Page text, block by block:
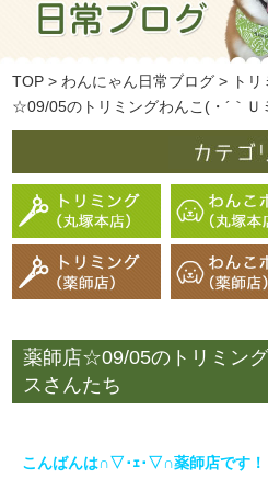
TOP > わんにゃん日常ブログ > ト
☆09/05のトリミングわんこ(・´｀Ｕ
薬師店☆09/05のトリミン
スさんたち
こんばんは∩▽･ｪ･▽∩薬師店です！